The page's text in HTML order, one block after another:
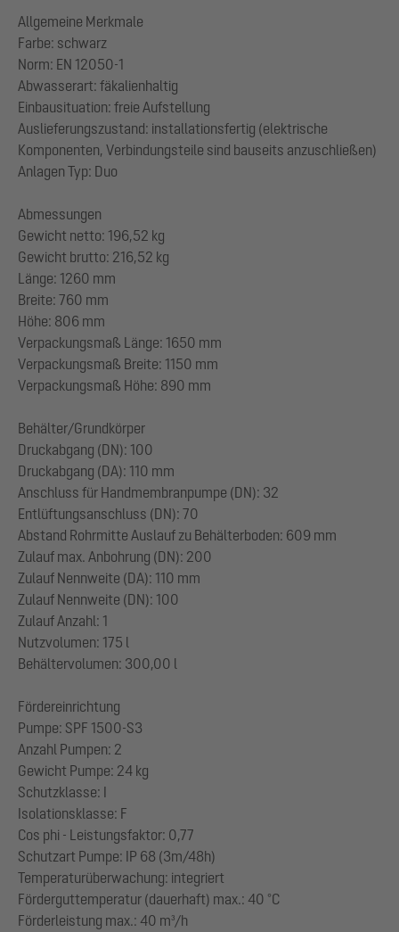
Allgemeine Merkmale
Farbe: schwarz
Norm: EN 12050-1
Abwasserart: fäkalienhaltig
Einbausituation: freie Aufstellung
Auslieferungszustand: installationsfertig (elektrische
Komponenten, Verbindungsteile sind bauseits anzuschließen)
Anlagen Typ: Duo
Abmessungen
Gewicht netto: 196,52 kg
Gewicht brutto: 216,52 kg
Länge: 1260 mm
Breite: 760 mm
Höhe: 806 mm
Verpackungsmaß Länge: 1650 mm
Verpackungsmaß Breite: 1150 mm
Verpackungsmaß Höhe: 890 mm
Behälter/Grundkörper
Druckabgang (DN): 100
Druckabgang (DA): 110 mm
Anschluss für Handmembranpumpe (DN): 32
Entlüftungsanschluss (DN): 70
Abstand Rohrmitte Auslauf zu Behälterboden: 609 mm
Zulauf max. Anbohrung (DN): 200
Zulauf Nennweite (DA): 110 mm
Zulauf Nennweite (DN): 100
Zulauf Anzahl: 1
Nutzvolumen: 175 l
Behältervolumen: 300,00 l
Fördereinrichtung
Pumpe: SPF 1500-S3
Anzahl Pumpen: 2
Gewicht Pumpe: 24 kg
Schutzklasse: I
Isolationsklasse: F
Cos phi - Leistungsfaktor: 0,77
Schutzart Pumpe: IP 68 (3m/48h)
Temperaturüberwachung: integriert
Förderguttemperatur (dauerhaft) max.: 40 °C
Förderleistung max.: 40 m³/h